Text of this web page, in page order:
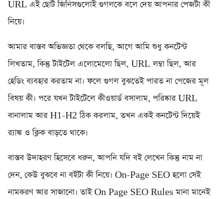
URL এই ছোট জিনিসগুলোই গুগলকে বলে দেয় আপনার পেজটা কী
নিয়ে।
আমার বাস্তব অভিজ্ঞতা থেকে বলছি, আগে আমি শুধু কনটেন্ট
লিখতাম, কিন্তু টাইটেল এলোমেলো ছিল, URL লম্বা ছিল, আর
হেডিং ব্যবহার করতাম না। ফলে গুগল বুঝতেই পারত না পেজের মূল
বিষয় কী। পরে যখন টাইটেলে কীওয়ার্ড বসালাম, পরিষ্কার URL
বানালাম আর H1-H2 ঠিক করলাম, তখন একই কনটেন্ট দিয়েই
র‍্যাঙ্ক ও ক্লিক বাড়তে থাকে।
বাস্তব উদাহরণ হিসেবে ধরুন, আপনি যদি বই লেখেন কিন্তু নাম না
দেন, কেউ বুঝবে না বইটা কী নিয়ে। On-Page SEO হলো সেই
নামকরণ আর সাজানো। তাই On Page SEO Rules মানা মানেই